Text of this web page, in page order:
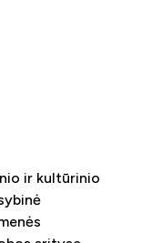
ir kultūrinio